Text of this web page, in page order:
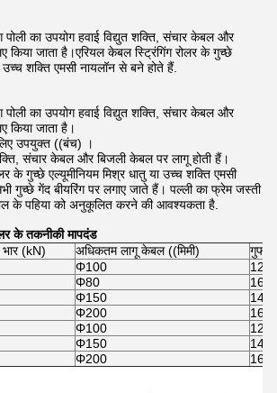
पोली का उपयोग हवाई विद्युत शक्ति, संचार केबल और
किया जाता है।एरियल केबल स्ट्रिंगिंग रोलर के गुच्छे
उच्च शक्ति एमसी नायलॉन से बने होते हैं.
पोली का उपयोग हवाई विद्युत शक्ति, संचार केबल और
किया जाता है।
उपयुक्त ((बंच) ।
संचार केबल और बिजली केबल पर लागू होती हैं।
के गुच्छे एल्यूमीनियम मिश्र धातु या उच्च शक्ति एमसी
गुच्छे गेंद बीयरिंग पर लगाए जाते हैं। पल्ली का फ्रेम जस्ती
के पहिया को अनुकूलित करने की आवश्यकता है.
के तकनीकी मापदंड
भार (kN) अधिकतम लागू केबल ((मिमी)
गुफा
Φ100
Φ80
Φ150
Φ200
Φ100
Φ150
Φ200